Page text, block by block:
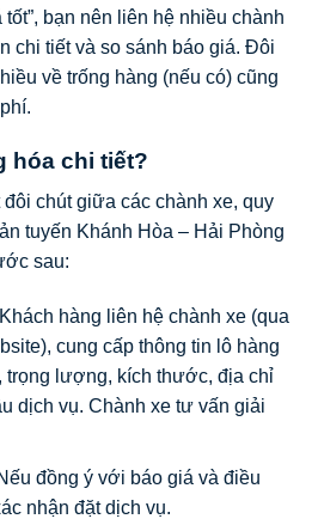
bạn nên liên hệ nhiều chành
chi tiết và so sánh báo giá. Đôi
về trống hàng (nếu có) cũng
hóa chi tiết?
đôi chút giữa các chành xe, quy
tuyến Khánh Hòa – Hải Phòng
sau:
Khách hàng liên hệ chành xe (qua
cung cấp thông tin lô hàng
trọng lượng, kích thước, địa chỉ
dịch vụ. Chành xe tư vấn giải
đồng ý với báo giá và điều
nhận đặt dịch vụ.